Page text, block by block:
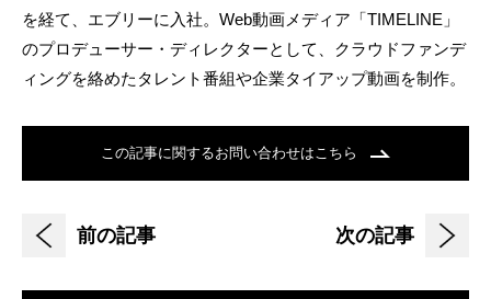
を経て、エブリーに入社。Web動画メディア「TIMELINE」
のプロデューサー・ディレクターとして、クラウドファンデ
ィングを絡めたタレント番組や企業タイアップ動画を制作。
この記事に関するお問い合わせはこちら
前の記事 次の記事